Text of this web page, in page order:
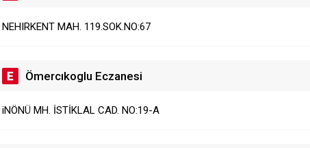
NEHIRKENT MAH. 119.SOK.NO:67
Ömercıkoglu Eczanesi
iNÖNÜ MH. İSTİKLAL CAD. NO:19-A